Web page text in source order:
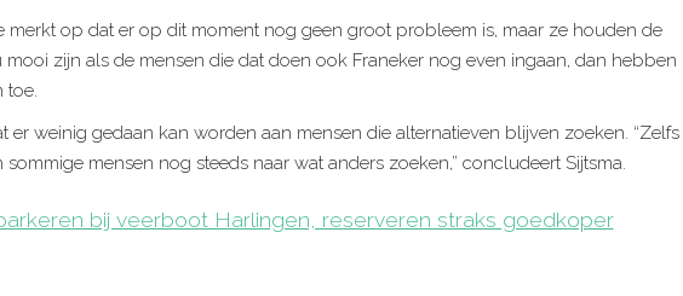
merkt op dat er op dit moment nog geen groot probleem is, maar ze houden de
mooi zijn als de mensen die dat doen ook Franeker nog even ingaan, dan hebben
toe.
er weinig gedaan kan worden aan mensen die alternatieven blijven zoeken. “Zelfs
mensen nog steeds naar wat anders zoeken,” concludeert Sijtsma.
bij veerboot Harlingen, reserveren straks goedkoper